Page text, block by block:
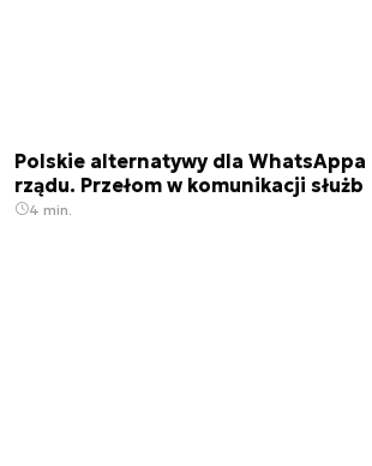
Polskie alternatywy dla WhatsAppa
rządu. Przełom w komunikacji służb
4 min.